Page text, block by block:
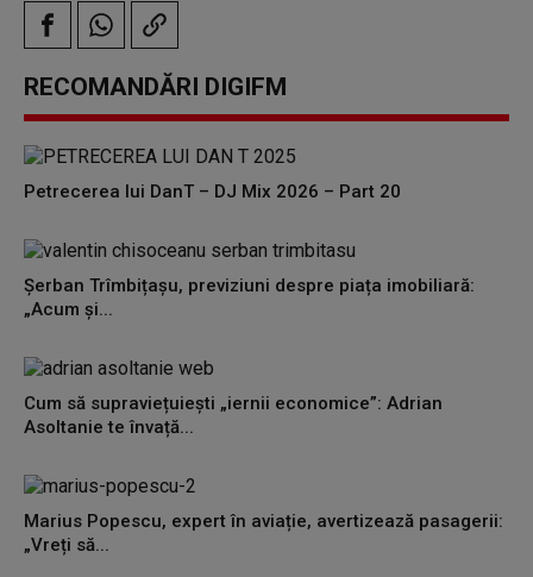
RECOMANDĂRI DIGIFM
Petrecerea lui DanT – DJ Mix 2026 – Part 20
Șerban Trîmbițașu, previziuni despre piața imobiliară:
„Acum și...
Cum să supraviețuiești „iernii economice”: Adrian
Asoltanie te învață...
Marius Popescu, expert în aviație, avertizează pasagerii:
„Vreți să...